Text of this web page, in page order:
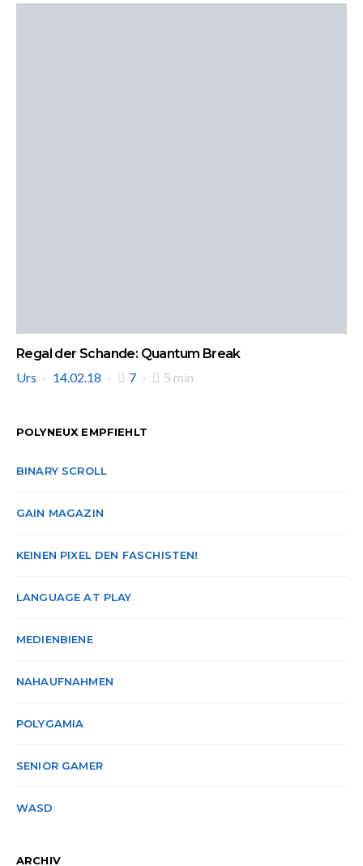
Regal der Schande: Quantum Break
Urs
14.02.18 7 5 min
POLYNEUX EMPFIEHLT
BINARY SCROLL
GAIN MAGAZIN
KEINEN PIXEL DEN FASCHISTEN!
LANGUAGE AT PLAY
MEDIENBIENE
NAHAUFNAHMEN
POLYGAMIA
SENIOR GAMER
WASD
ARCHIV